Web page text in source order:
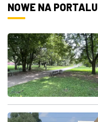
NOWE NA PORTALU